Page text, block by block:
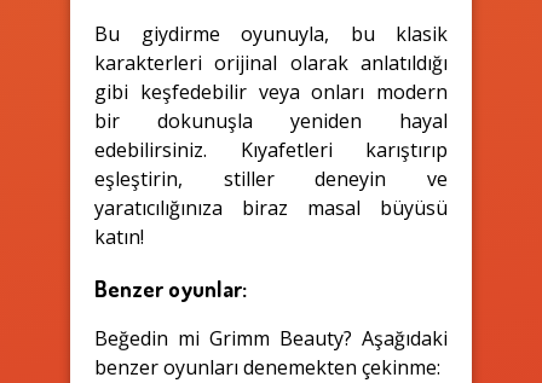
Bu giydirme oyunuyla, bu klasik
karakterleri orijinal olarak anlatıldığı
gibi keşfedebilir veya onları modern
bir dokunuşla yeniden hayal
edebilirsiniz. Kıyafetleri karıştırıp
eşleştirin, stiller deneyin ve
yaratıcılığınıza biraz masal büyüsü
katın!
Benzer oyunlar:
Beğedin mi Grimm Beauty? Aşağıdaki
benzer oyunları denemekten çekinme: